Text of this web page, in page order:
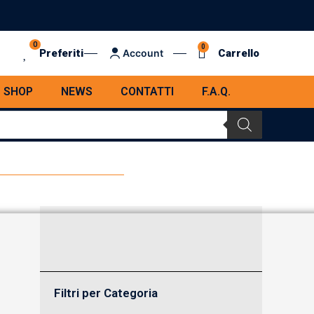
0
Preferiti Account
0 Carrello
SHOP NEWS CONTATTI F.A.Q.
Filtri per Categoria